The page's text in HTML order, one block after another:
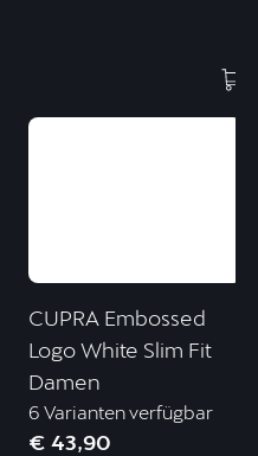
CUPRA Embossed
Logo White Slim Fit
Damen
6 Varianten verfügbar
€ 43,90